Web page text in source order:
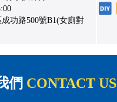
功路500號B1(女廁對
們 CONTACT US